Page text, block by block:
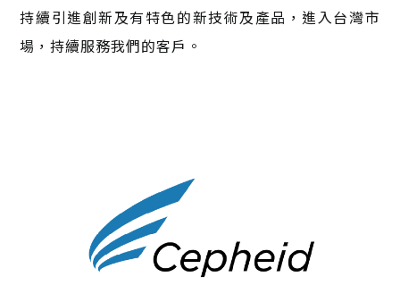
持續引進創新及有特色的新技術及產品，進入台灣市
場，持續服務我們的客戶。